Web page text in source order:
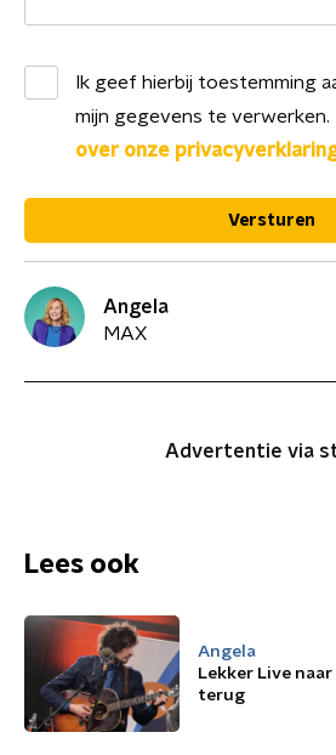
Ik geef hierbij toestemming
mijn gegevens te verwerken.
over onze
Versturen
Angela
MAX
Advertentie via
Lees ook
Angela
Lekker Live
terug